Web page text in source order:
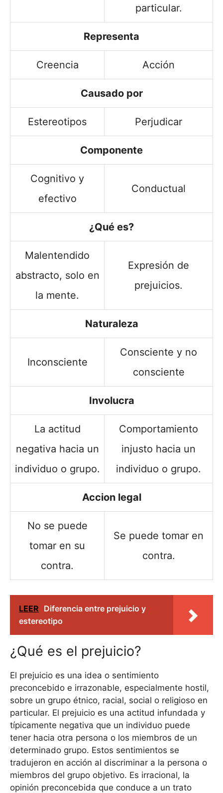
particular.
Representa
Creencia Acción
Causado por
Estereotipos Perjudicar
Componente
Cognitivo y
efectivo
Conductual
¿Qué es?
Malentendido
abstracto, solo en
la mente.
Expresión de
prejuicios.
Naturaleza
Inconsciente
Consciente y no
consciente
Involucra
La actitud
negativa hacia un
individuo o grupo.
Comportamiento
injusto hacia un
individuo o grupo.
Accion legal
No se puede
tomar en su
contra.
Se puede tomar en
contra.
LEER Diferencia entre prejuicio y
estereotipo
¿Qué es el prejuicio?
El prejuicio es una idea o sentimiento
preconcebido e irrazonable, especialmente hostil,
sobre un grupo étnico, racial, social o religioso en
particular. El prejuicio es una actitud infundada y
típicamente negativa que un individuo puede
tener hacia otra persona o los miembros de un
determinado grupo. Estos sentimientos se
tradujeron en acción al discriminar a la persona o
miembros del grupo objetivo. Es irracional, la
opinión preconcebida que conduce a un trato